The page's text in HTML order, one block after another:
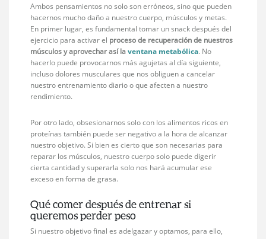
Ambos pensamientos no solo son erróneos, sino que pueden
hacernos mucho daño a nuestro cuerpo, músculos y metas.
En primer lugar, es fundamental tomar un snack después del
ejercicio para activar el proceso de recuperación de nuestros
músculos y aprovechar así laventana metabólica. No
hacerlo puede provocarnos más agujetas al día siguiente,
incluso dolores musculares que nos obliguen a cancelar
nuestro entrenamiento diario o que afecten a nuestro
rendimiento.
Por otro lado, obsesionarnos solo con los alimentos ricos en
proteínas también puede ser negativo a la hora de alcanzar
nuestro objetivo. Si bien es cierto que son necesarias para
reparar los músculos, nuestro cuerpo solo puede digerir
cierta cantidad y superarla solo nos hará acumular ese
exceso en forma de grasa.
Qué comer después de entrenar si
queremos perder peso
Si nuestro objetivo final es adelgazar y optamos, para ello,